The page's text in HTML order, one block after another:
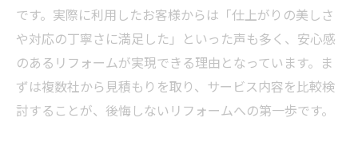
です。実際に利用したお客様からは「仕上がりの美しさ
や対応の丁寧さに満足した」といった声も多く、安心感
のあるリフォームが実現できる理由となっています。ま
ずは複数社から見積もりを取り、サービス内容を比較検
討することが、後悔しないリフォームへの第一歩です。